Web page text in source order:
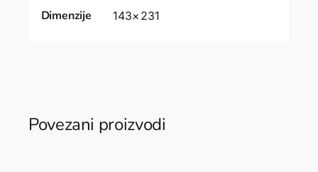
Dimenzije 143×231
Povezani proizvodi